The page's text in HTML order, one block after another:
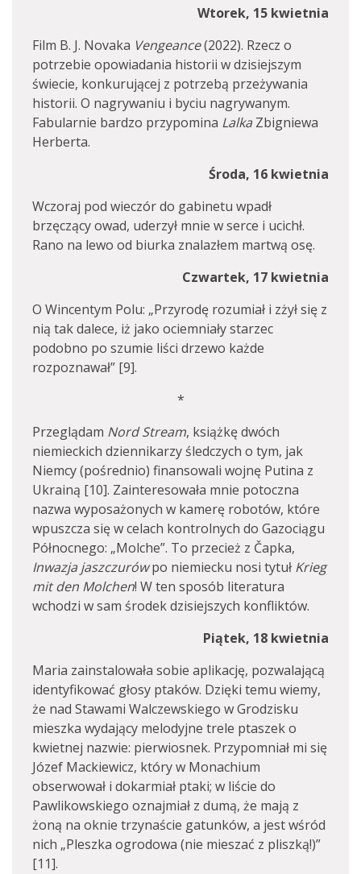
Wtorek, 15 kwietnia
Film B. J. Novaka Vengeance(2022). Rzecz o
potrzebie opowiadania historii w dzisiejszym
świecie, konkurującej z potrzebą przeżywania
historii. O nagrywaniu i byciu nagrywanym.
Fabularnie bardzo przypomina Lalka Zbigniewa
Herberta.
Środa, 16 kwietnia
Wczoraj pod wieczór do gabinetu wpadł
brzęczący owad, uderzył mnie w serce i ucichł.
Rano na lewo od biurka znalazłem martwą osę.
Czwartek, 17 kwietnia
O Wincentym Polu: „Przyrodę rozumiał i zżył się z
nią tak dalece, iż jako ociemniały starzec
podobno po szumie liści drzewo każde
rozpoznawał” [9].
*
Przeglądam Nord Stream, książkę dwóch
niemieckich dziennikarzy śledczych o tym, jak
Niemcy (pośrednio) finansowali wojnę Putina z
Ukrainą [10]. Zainteresowała mnie potoczna
nazwa wyposażonych w kamerę robotów, które
wpuszcza się w celach kontrolnych do Gazociągu
Północnego: „Molche”. To przecież z Čapka,
Inwazja jaszczurówpo niemiecku nosi tytuł Krieg
mit den Molchen! W ten sposób literatura
wchodzi w sam środek dzisiejszych konfliktów.
Piątek, 18 kwietnia
Maria zainstalowała sobie aplikację, pozwalającą
identyfikować głosy ptaków. Dzięki temu wiemy,
że nad Stawami Walczewskiego w Grodzisku
mieszka wydający melodyjne trele ptaszek o
kwietnej nazwie: pierwiosnek. Przypomniał mi się
Józef Mackiewicz, który w Monachium
obserwował i dokarmiał ptaki; w liście do
Pawlikowskiego oznajmiał z dumą, że mają z
żoną na oknie trzynaście gatunków, a jest wśród
nich „Pleszka ogrodowa (nie mieszać z pliszką!)”
[11].